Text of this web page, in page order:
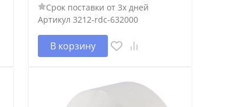
Срок поставки от 3х дней
Артикул 3212-rdc-632000
В корзину